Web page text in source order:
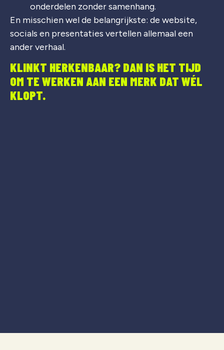
onderdelen zonder samenhang.
En misschien wel de belangrijkste: de website,
socials en presentaties vertellen allemaal een
ander verhaal.
KLINKT HERKENBAAR? DAN IS HET TIJD
OM TE WERKEN AAN EEN MERK DAT WÉL
KLOPT.